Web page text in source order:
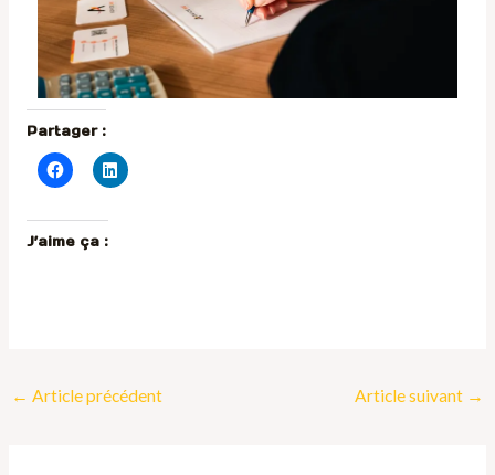
Partager :
J’aime ça :
← Article précédent Article suivant →